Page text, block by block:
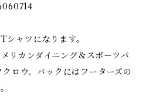
シャツになります。
リカンダイニング＆スポーツバ
ロウ、バックにはフーターズの